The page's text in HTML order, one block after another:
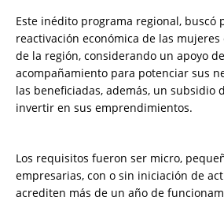
Este inédito programa regional, buscó
reactivación económica de las mujeres
de la región, considerando un apoyo
acompañamiento para potenciar sus
las beneficiadas, además, un subsidio
invertir en sus emprendimientos.
Los requisitos fueron ser micro,
empresarias, con o sin iniciación de
acrediten más de un año de